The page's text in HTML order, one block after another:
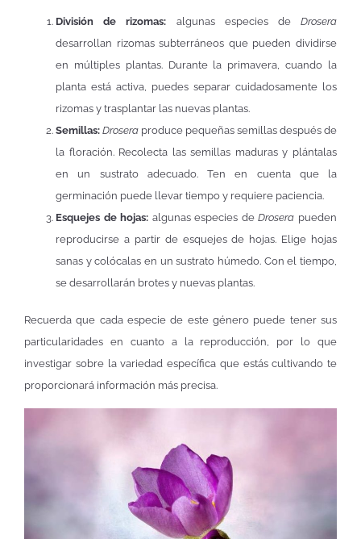
División de rizomas: algunas especies deDrosera
desarrollan rizomas subterráneos que pueden dividirse
en múltiples plantas. Durante la primavera, cuando la
planta está activa, puedes separar cuidadosamente los
rizomas y trasplantar las nuevas plantas.
Semillas: Drosera produce pequeñas semillas después de
la floración. Recolecta las semillas maduras y plántalas
en un sustrato adecuado. Ten en cuenta que la
germinación puede llevar tiempo y requiere paciencia.
Esquejes de hojas: algunas especies deDrosera pueden
reproducirse a partir de esquejes de hojas. Elige hojas
sanas y colócalas en un sustrato húmedo. Con el tiempo,
se desarrollarán brotes y nuevas plantas.
Recuerda que cada especie de este género puede tener sus
particularidades en cuanto a la reproducción, por lo que
investigar sobre la variedad específica que estás cultivando te
proporcionará información más precisa.